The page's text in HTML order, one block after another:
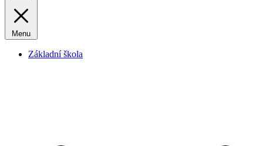
Menu
Základní škola